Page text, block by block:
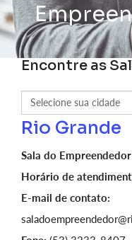
Encontre as
Rio Grande
Sala do
Horário de
E-mail de contato: